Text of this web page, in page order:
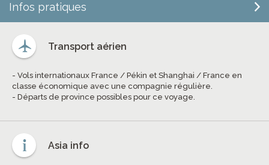
Infos pratiques
Transport aérien
- Vols internationaux France / Pékin et Shanghai / France en
classe économique avec une compagnie régulière.
- Départs de province possibles pour ce voyage.
Asia info